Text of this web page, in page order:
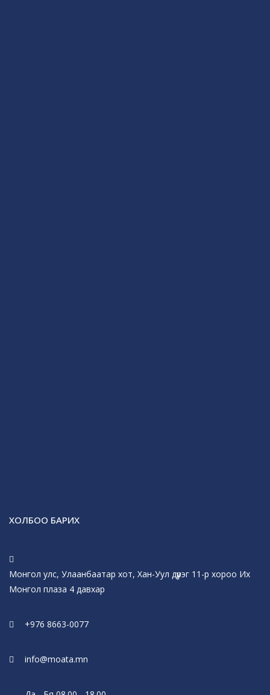
ХОЛБОО БАРИХ
Монгол улс, Улаанбаатар хот, Хан-Уул дүүрэг 11-р хороо Их
Монгол плаза 4 давхар
+976 8663-0077
info@moata.mn